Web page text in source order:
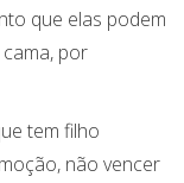
que elas podem
por
tem filho
não vencer